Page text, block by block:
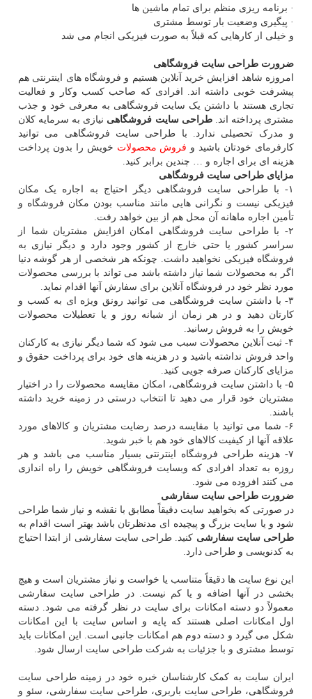
· برنامه ریزی منظم برای تمام ماشین ها
· پیگیری وضعیت بار توسط مشتری
و خیلی از کارهایی که قبلاً به صورت فیزیکی انجام می ‏شد
ضرورت طراحی سایت فروشگاهی
امروزه شاهد افزایش خرید آنلاین هستیم و فروشگاه های اینترنتی هم
پیشرفت خوبی داشته‏ اند. افرادی که صاحب کسب ‏و‏کار و فعالیت
تجاری هستند با داشتن یک سایت فروشگاهی به معرفی خود و جذب
مشتری پرداخته‏ اند. طراحی سایت فروشگاهی نیازی به سرمایه کلان
و مدرک تحصیلی ندارد. با طراحی سایت فروشگاهی می توانید
کارفرمای خودتان باشید و فروش محصولات خویش را بدون پرداخت
هزینه ‏ای برای اجاره و … چندین برابر کنید.
مزایای طراحی سایت فروشگاهی
۱- با طراحی سایت فروشگاهی دیگر احتیاج به اجاره یک مکان
فیزیکی نیست و نگرانی هایی مانند مناسب بودن مکان فروشگاه و
تأمین اجاره ماهانه آن محل هم از بین خواهد رفت.
۲- با طراحی سایت فروشگاهی امکان افزایش مشتریان شما از
سراسر کشور یا حتی خارج از کشور وجود دارد و دیگر نیازی به
فروشگاه فیزیکی نخواهید داشت. چونکه هر شخصی از هر گوشه دنیا
اگر به محصولات شما نیاز داشته باشد می تواند با بررسی محصولات
مورد نظر خود در فروشگاه آنلاین برای سفارش آنها اقدام نماید.
۳- با داشتن سایت فروشگاهی می توانید رونق ویژه ای به کسب‏ و‏
کارتان دهید و در هر زمان از شبانه‏ روز و یا تعطیلات محصولات
خویش را به فروش رسانید.
۴- ثبت آنلاین محصولات سبب می‏ شود که شما دیگر نیازی به کارکنان
واحد فروش نداشته باشید و در هزینه‏ های خود برای پرداخت حقوق و
مزایای کارکنان صرفه جویی کنید.
۵- با داشتن سایت فروشگاهی، امکان مقایسه محصولات را در اختیار
مشتریان خود قرار می‏ دهید تا انتخاب درستی در زمینه خرید داشته
باشند.
۶- شما می توانید با مقایسه درصد رضایت مشتریان و کالاهای مورد
علاقه آنها از کیفیت کالاهای خود هم با خبر شوید.
۷- هزینه طراحی فروشگاه اینترنتی بسیار مناسب می باشد و هر
روزه به تعداد افرادی که وبسایت فروشگاهی خویش را راه اندازی
می کنند افزوده می شود.
ضرورت طراحی سایت سفارشی
در صورتی که بخواهید سایت دقیقاً مطابق با نقشه و نیاز شما طراحی
شود و یا سایت بزرگ و پیچیده ای مدنظرتان باشد بهتر است اقدام به
طراحی سایت سفارشی کنید. طراحی سایت سفارشی از ابتدا احتیاج
به کدنویسی و طراحی دارد.
این نوع سایت ها دقیقاً متناسب یا خواست و نیاز مشتریان است و هیچ
بخشی در آنها اضافه و یا کم نیست. در طراحی سایت سفارشی
معمولاً دو دسته امکانات برای سایت در نظر گرفته می شود. دسته
اول امکانات اصلی هستند که پایه و اساس سایت با این امکانات
شکل می گیرد و دسته دوم هم امکانات جانبی است. این امکانات باید
توسط مشتری و با جزئیات به شرکت طراحی سایت ارسال شود.
ایران سایت به کمک کارشناسان خبره خود در زمینه طراحی سایت
فروشگاهی، طراحی سایت باربری، طراحی سایت سفارشی، سئو و